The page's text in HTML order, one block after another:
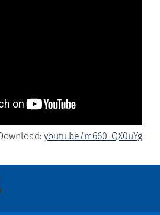
youtu.be/m660_QX0uYg